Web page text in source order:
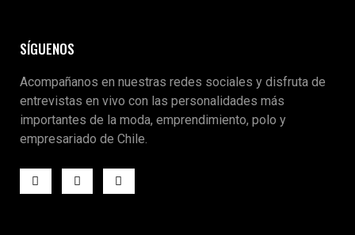
SÍGUENOS
Acompañanos en nuestras redes sociales y disfruta de
entrevistas en vivo con las personalidades más
importantes de la moda, emprendimiento, polo y
empresariado de Chile.